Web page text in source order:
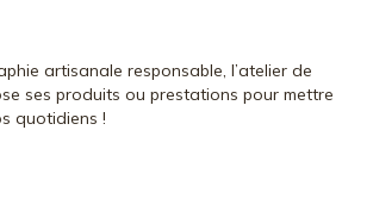
artisanale responsable, l’atelier de
ses produits ou prestations pour mettre
quotidiens !